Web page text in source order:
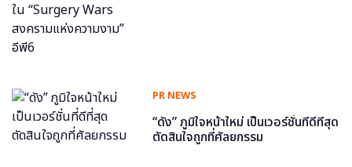
PR NEWS
“ดัง” ภูมิใจหน้าใหม่ เป็นเวอร์ชั่นที่ดีที่สุด
ตัดสินใจถูกที่ศัลยกรรม